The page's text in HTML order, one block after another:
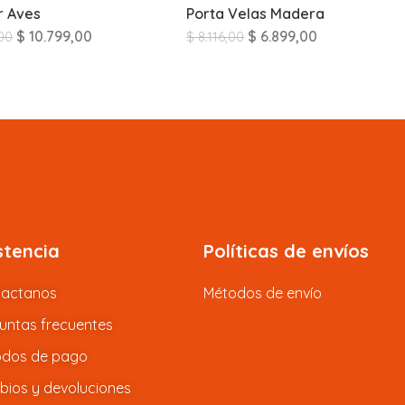
Aves
$ 10.799,00
Porta Velas Madera
$8.116,00 $ 6.899,00
frecuentes
de pago
y devoluciones
Políticas de envíos
Métodos de envío